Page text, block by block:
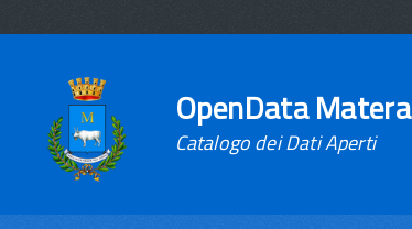
OpenData Matera
Catalogo dei Dati Aperti